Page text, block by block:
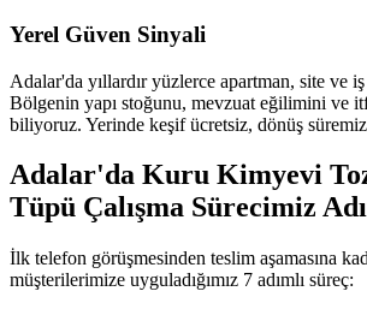
Yerel Güven Sinyali
Adalar'da yıllardır yüzlerce apartman, site ve
Bölgenin yapı stoğunu, mevzuat eğilimini ve
biliyoruz. Yerinde keşif ücretsiz, dönüş süremiz
Adalar'da Kuru Kimyevi
Tüpü Çalışma Sürecimiz
İlk telefon görüşmesinden teslim aşamasına
müşterilerimize uyguladığımız 7 adımlı süreç: